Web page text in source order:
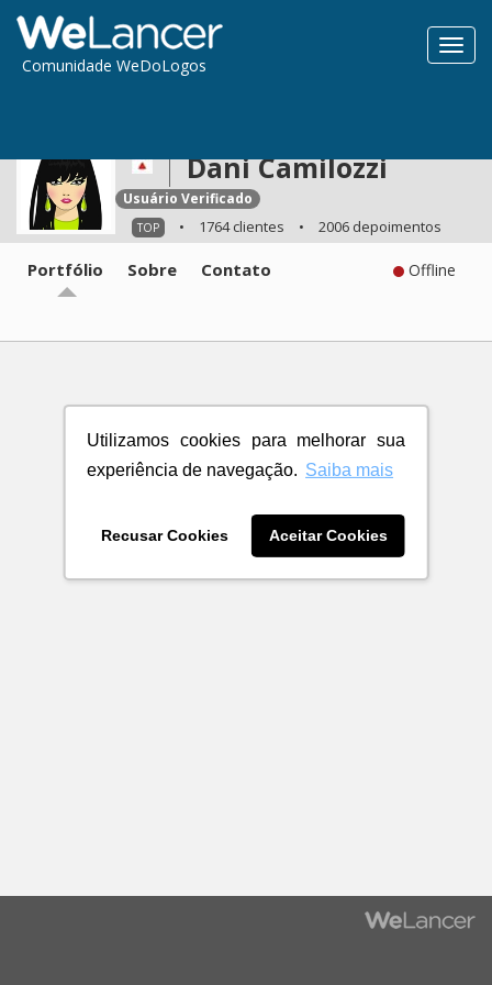
Utilizamos cookies para melhorar sua
experiência de navegação. Saiba mais
Recusar Cookies Aceitar Cookies
Comunidade WeDoLogos
Dani Camilozzi
Usuário Verificado
TOP • 1764 clientes • 2006 depoimentos
Portfólio Sobre Contato Offline